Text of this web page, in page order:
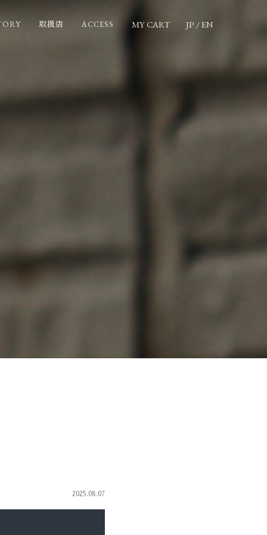
取扱店 ACCESS JP /EN
MY CART
2025.08.07